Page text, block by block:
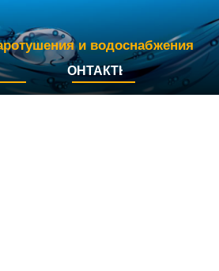
КОНТАКТЫ
и водоснабжения